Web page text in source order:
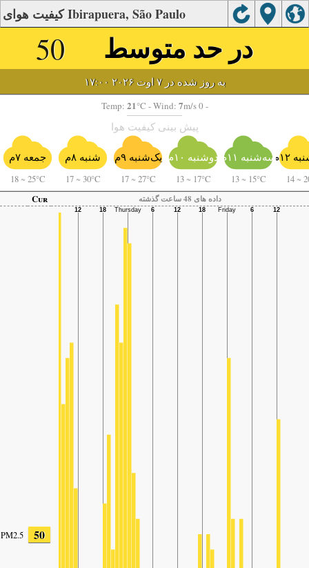
کیفیت هوای Ibirapuera, São Paulo
50 در حد متوسط
به روز شده در ۷ اوت ۲۰۲۶ ۱۷:۰۰
Temp: 21°C - Wind: 7m/s 0 -
پیش بینی کیفیت هوا
جمعه ۷م
18 ~ 25°C
شنبه ۸م
17 ~ 30°C
یک‌شنبه ۹م
17 ~ 27°C
دوشنبه ۱۰م
13 ~ 17°C
سه‌شنبه ۱۱م
13 ~ 15°C
۱۲م
14 ~
Cur
داده های 48 ساعت گذشته
PM2.5 50